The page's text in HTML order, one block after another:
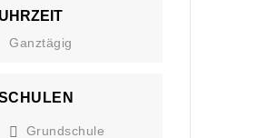
UHRZEIT
Ganztägig
Grundschule